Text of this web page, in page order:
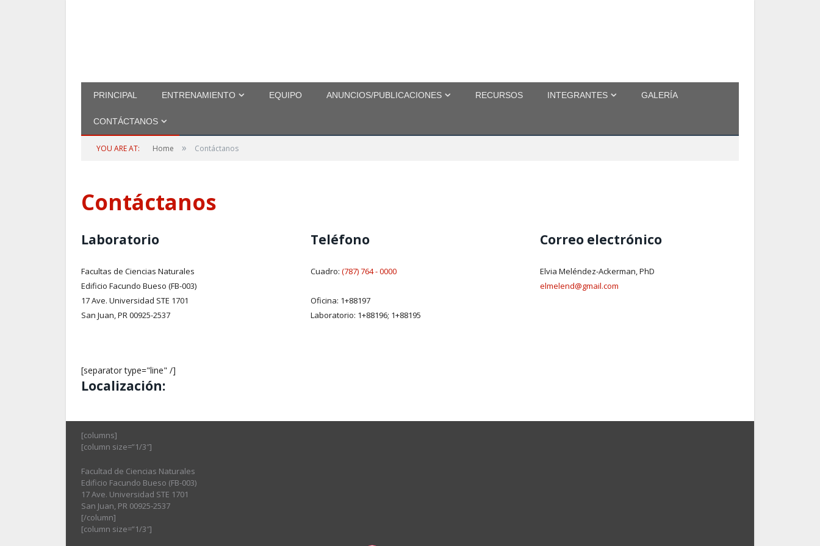
PRINCIPAL ENTRENAMIENTO EQUIPO ANUNCIOS/PUBLICACIONES RECURSOS INTEGRANTES GALERÍA
CONTÁCTANOS
YOU ARE AT: Home » Contáctanos
Contáctanos
Laboratorio
Facultas de Ciencias Naturales
Edificio Facundo Bueso (FB-003)
17 Ave. Universidad STE 1701
San Juan, PR 00925-2537
Teléfono
Cuadro: (787) 764 - 0000
Oficina: 1+88197
Laboratorio: 1+88196; 1+88195
Correo electrónico
Elvia Meléndez-Ackerman, PhD
elmelend@gmail.com
[separator type="line" /]
Localización:
[columns]
[column size=”1/3″]
Facultad de Ciencias Naturales
Edificio Facundo Bueso (FB-003)
17 Ave. Universidad STE 1701
San Juan, PR 00925-2537
[/column]
[column size=”1/3″]